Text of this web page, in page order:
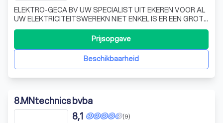
ELEKTRO-GECA BV UW SPECIALIST UIT EKEREN VOOR AL
UW ELEKTRICITEITSWEREKN NIET ENKEL IS ER EEN GROTE
VRAAG NAAR EEN GOEDE ELEKTRICIEN, MAAR VOORAL
EEN DIE MEN BIJNA BLINDELINGS KAN VERTROUWEN. EEN
ELEKTRICIEN DIE KIJKT NAAR WAT ZIJN KLANTEN NODIG
HEBBEN EN WAAR ZE NIET MAANDEN OP MOETEN
Beschikbaarheid
Prijsopgave
8.MNtechnics bvba
(9)
8,1